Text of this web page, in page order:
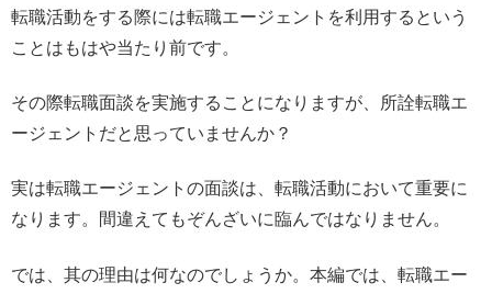
転職活動をする際には転職エージェントを利用するという
ことはもはや当たり前です。
その際転職面談を実施することになりますが、所詮転職エ
ージェントだと思っていませんか？
実は転職エージェントの面談は、転職活動において重要に
なります。間違えてもぞんざいに臨んではなりません。
では、其の理由は何なのでしょうか。本編では、転職エー